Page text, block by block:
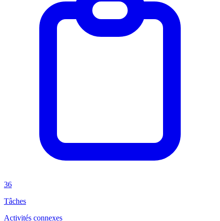
36
Tâches
Activités connexes